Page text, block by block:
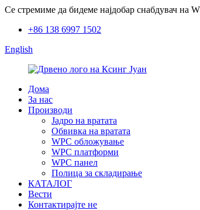
Се стремиме да бидеме најдобар снабдувач на
+86 138 6997 1502
English
Дома
За нас
Производи
Јадро на вратата
Обвивка на вратата
WPC обложување
WPC платформи
WPC панел
Полица за складирање
КАТАЛОГ
Вести
Контактирајте не